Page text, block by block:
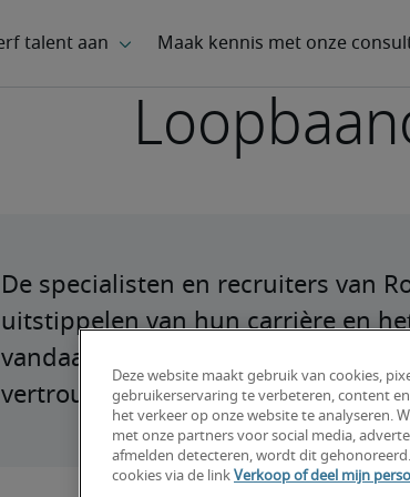
De specialisten en recruiters van
uitstippelen van hun carrière en
vandaag nog onze nieuwste
vertrouwen aan je carrière.
Deze website maakt gebruik van cookies,
gebruikerservaring te verbeteren, content
het verkeer op onze website te analyseren.
met onze partners voor social media,
afmelden detecteren, wordt dit
cookies via de link Verkoop of deel mijn